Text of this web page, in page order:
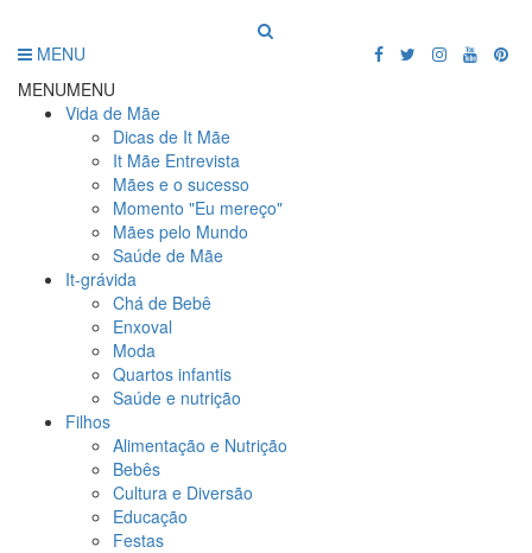
MENU
MENUMENU
Vida de Mãe
Dicas de It Mãe
It Mãe Entrevista
Mães e o sucesso
Momento "Eu mereço"
Mães pelo Mundo
Saúde de Mãe
It-grávida
Chá de Bebê
Enxoval
Moda
Quartos infantis
Saúde e nutrição
Filhos
Alimentação e Nutrição
Bebês
Cultura e Diversão
Educação
Festas